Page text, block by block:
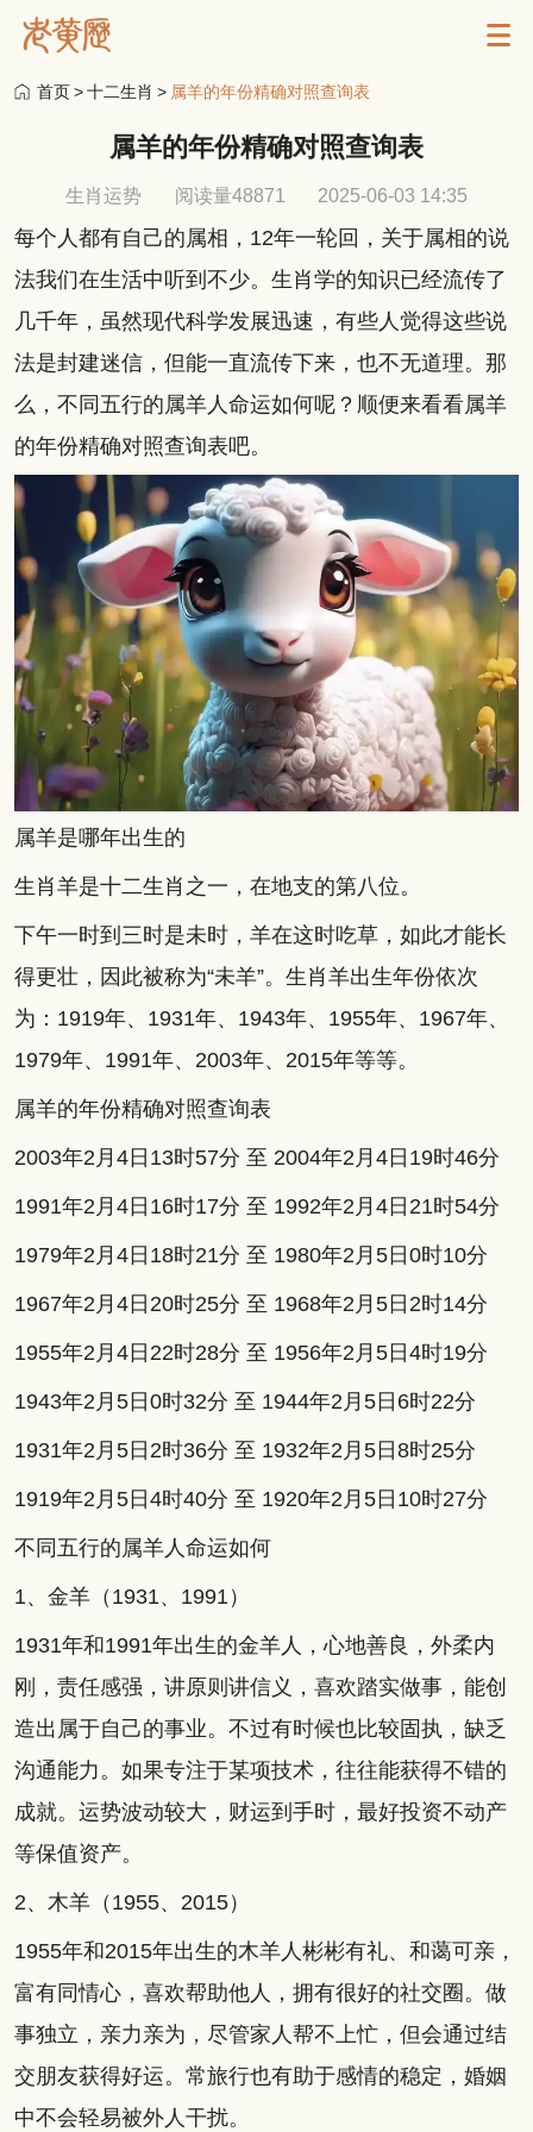
首页>十二生肖 > 属羊的年份精确对照查询表
属羊的年份精确对照查询表
生肖运势 阅读量48871 2025-06-03 14:35
每个人都有自己的属相，12年一轮回，关于属相的说
法我们在生活中听到不少。生肖学的知识已经流传了
几千年，虽然现代科学发展迅速，有些人觉得这些说
法是封建迷信，但能一直流传下来，也不无道理。那
么，不同五行的属羊人命运如何呢？顺便来看看属羊
的年份精确对照查询表吧。
属羊是哪年出生的
生肖羊是十二生肖之一，在地支的第八位。
下午一时到三时是未时，羊在这时吃草，如此才能长
得更壮，因此被称为“未羊”。生肖羊出生年份依次
为：1919年、1931年、1943年、1955年、1967年、
1979年、1991年、2003年、2015年等等。
属羊的年份精确对照查询表
2003年2月4日13时57分 至 2004年2月4日19时46分
1991年2月4日16时17分 至 1992年2月4日21时54分
1979年2月4日18时21分 至 1980年2月5日0时10分
1967年2月4日20时25分 至 1968年2月5日2时14分
1955年2月4日22时28分 至 1956年2月5日4时19分
1943年2月5日0时32分 至 1944年2月5日6时22分
1931年2月5日2时36分 至 1932年2月5日8时25分
1919年2月5日4时40分 至 1920年2月5日10时27分
不同五行的属羊人命运如何
1、金羊（1931、1991）
1931年和1991年出生的金羊人，心地善良，外柔内
刚，责任感强，讲原则讲信义，喜欢踏实做事，能创
造出属于自己的事业。不过有时候也比较固执，缺乏
沟通能力。如果专注于某项技术，往往能获得不错的
成就。运势波动较大，财运到手时，最好投资不动产
等保值资产。
2、木羊（1955、2015）
1955年和2015年出生的木羊人彬彬有礼、和蔼可亲，
富有同情心，喜欢帮助他人，拥有很好的社交圈。做
事独立，亲力亲为，尽管家人帮不上忙，但会通过结
交朋友获得好运。常旅行也有助于感情的稳定，婚姻
中不会轻易被外人干扰。